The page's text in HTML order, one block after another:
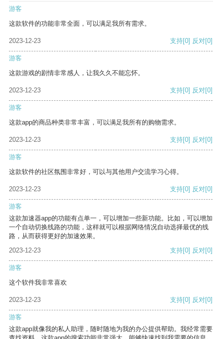
游客
这款软件的功能非常全面，可以满足我所有需求。
2023-12-23 支持[0] 反对[0]
游客
这款游戏的剧情非常感人，让我久久不能忘怀。
2023-12-23 支持[0] 反对[0]
游客
这款app的商品种类非常丰富，可以满足我所有的购物需求。
2023-12-23 支持[0] 反对[0]
游客
这款软件的社区氛围非常好，可以与其他用户交流学习心得。
2023-12-23 支持[0] 反对[0]
游客
这款加速器app的功能有点单一，可以增加一些新功能。比如，可以增加
一个自动切换线路的功能，这样就可以根据网络情况自动选择最优的线
路，从而获得更好的加速效果。
2023-12-23
支持[0] 反对[0]
游客
这个软件我非常喜欢
2023-12-23 支持[0] 反对[0]
游客
这款app就像我的私人助理，随时随地为我的办公提供帮助。我经常需要